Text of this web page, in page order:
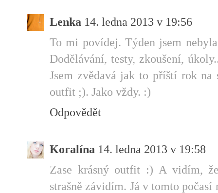
Lenka 14. ledna 2013 v 19:56
To mi povídej. Týden jsem
Dodělávání, testy, zkoušení,
Jsem zvědavá jak to příští rok
outfit ;). Jako vždy. :)
Odpovědět
Koralína 14. ledna 2013 v 19:58
Zase krásný outfit :) A vidím,
strašně závidím. Já v tomto